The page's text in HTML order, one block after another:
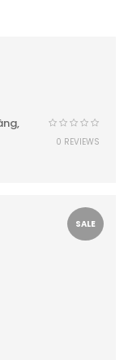
0 REVIEWS
SALE